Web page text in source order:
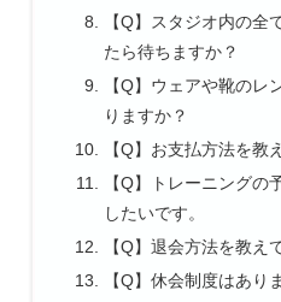
【Q】スタジオ内の全
たら待ちますか？
【Q】ウェアや靴のレ
りますか？
【Q】お支払方法を教
【Q】トレーニングの
したいです。
【Q】退会方法を教え
【Q】休会制度はあり